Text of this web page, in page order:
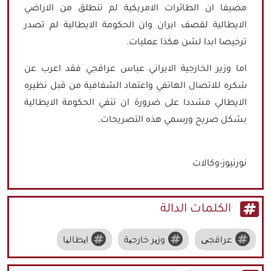
مضيفا ان الطائرات الامريكية لم تنطلق من الاراضي
الايطالية لقصف ايران وان الحكومة الايطالية لم تصدر
ترخيصا ابدا لشن هكذا عمليات.
اما وزير الخارجية الايراني عباس عراقجي فقد اعرب عن
شكره للاتصال الهاتفي واعتماد الشفافية من قبل نظيره
الايطالي مشددا على ضرورة ان تنفي الحكومة الايطالية
بشكل صريح ورسمي هذه التصريحات.
نورنيوز-وكالات
الكلمات الدالة
عراقجی وزیر خارجیة ایطالیا